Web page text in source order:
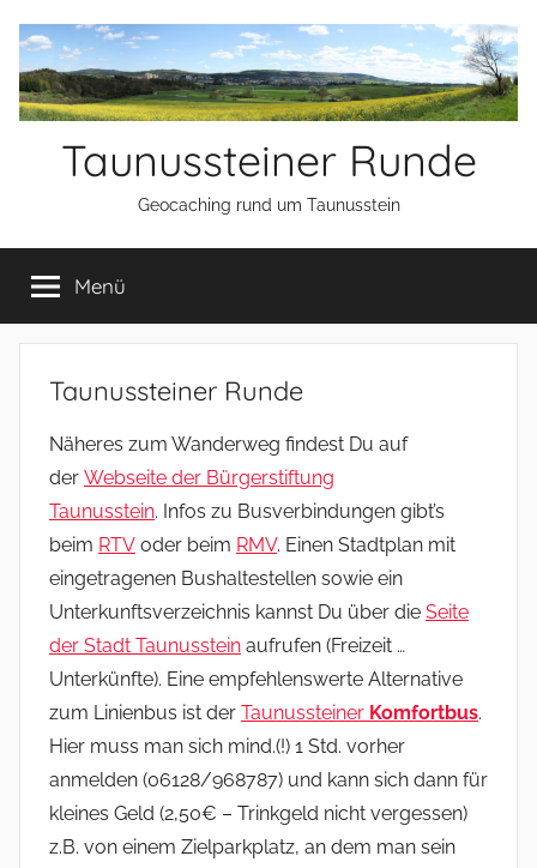
Inhalt
springen
Taunussteiner Runde
Geocaching rund um Taunusstein
Menü
Taunussteiner Runde
Näheres zum Wanderweg findest Du auf
der Webseite der Bürgerstiftung
Taunusstein. Infos zu Busverbindungen gibt’s
beim RTV oder beim RMV. Einen Stadtplan mit
eingetragenen Bushaltestellen sowie ein
Unterkunftsverzeichnis kannst Du über die Seite
der Stadt Taunusstein aufrufen (Freizeit …
Unterkünfte). Eine empfehlenswerte Alternative
zum Linienbus ist der Taunussteiner Komfortbus.
Hier muss man sich mind.(!) 1 Std. vorher
anmelden (06128/968787) und kann sich dann für
kleines Geld (2,50€ – Trinkgeld nicht vergessen)
z.B. von einem Zielparkplatz, an dem man sein